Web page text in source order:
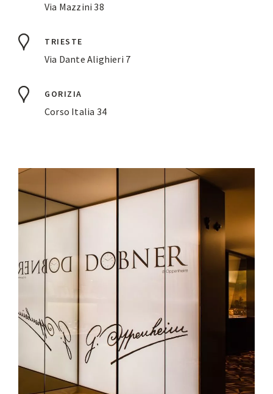
Via Mazzini 38
TRIESTE
Via Dante Alighieri 7
GORIZIA
Corso Italia 34